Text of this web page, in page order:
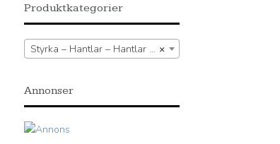
Produktkategorier
×
Styrka – Hantlar – Hantlar Neopren/Vinyl
Annonser